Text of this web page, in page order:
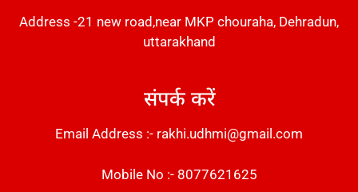
Address -21 new road,near MKP chouraha, Dehradun,
uttarakhand
संपर्क करें
Email Address :- rakhi.udhmi@gmail.com
Mobile No :- 8077621625